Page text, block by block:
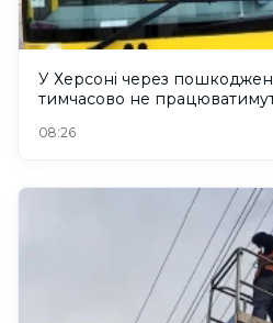
У Херсоні через
тимчасово не
08:26